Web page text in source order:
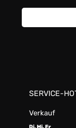
SERVICE-
Verkauf